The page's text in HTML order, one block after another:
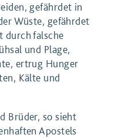
gefährdet in
Wüste, gefährdet
durch falsche
und Plage,
ertrug Hunger
Kälte und
Brüder, so sieht
Apostels